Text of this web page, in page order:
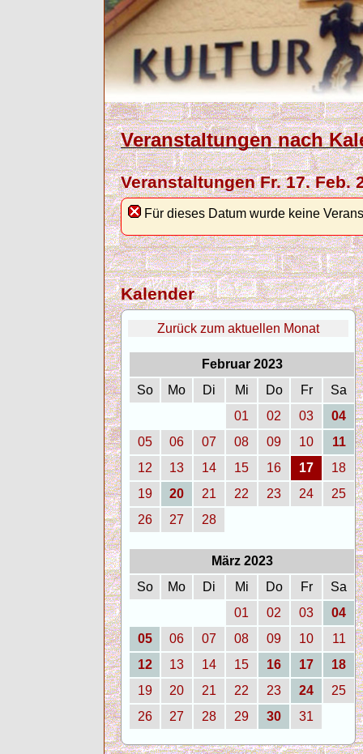
Veranstaltungen nach
Veranstaltungen Fr. 17. Feb.
Für dieses Datum wurde keine
Kalender
Zurück zum aktuellen Monat
Februar 2023
So
Mo Di Mi Do Fr
Sa
01
02 03
04
05
06 07 08 09 10
11
12
13 14 15 16 17
18
19
20 21 22 23 24
25
26
27 28
März 2023
So
Mo Di Mi Do Fr
Sa
01
02 03
04
05
06 07 08 09 10
11
12
13 14 15 16 17
18
19
20 21 22 23 24
25
26
27 28 29 30 31